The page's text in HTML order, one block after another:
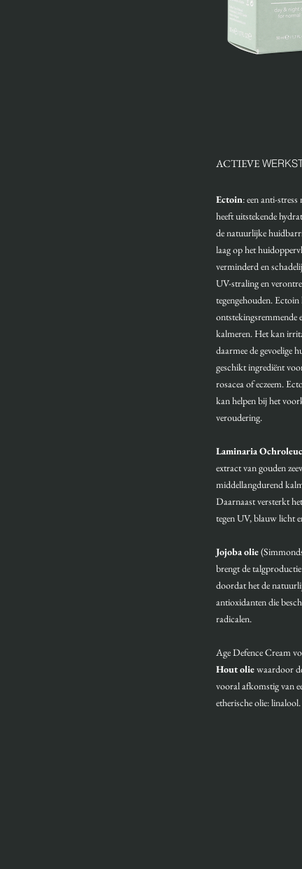
ACTIEVE
Ectoin: een anti-
heeft uitstekende
de natuurlijke
laag op het
verminderd en
UV-straling en
tegengehouden.
ontstekingsremmende
kalmeren. Het kan
daarmee de gevoelige
geschikt ingrediënt
rosacea of eczeem.
kan helpen bij het
veroudering.
Laminaria
extract van gouden
middellangdurend
Daarnaast versterkt
tegen UV, blauw licht
Jojoba olie
brengt de
doordat het de
antioxidanten die
radicalen.
Age Defence Cream
Hout oliewaardoor
vooral afkomstig van
etherische olie: linalool.